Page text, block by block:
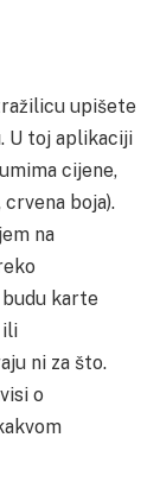
upišete
U toj aplikaciji
cijene,
boja).
na
karte
ili
ni za što.
o